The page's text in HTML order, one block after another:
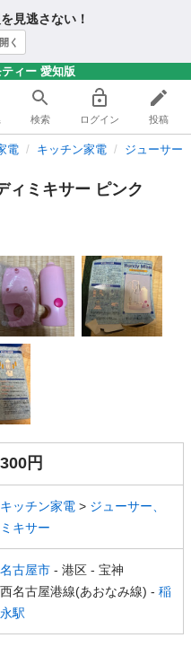
見逃さない！
く
ィー 愛知版
検索 ログイン 投稿
電 キッチン家電 ジューサー
ミキサー ピンク
300円
キッチン家電 > ジューサー、
ミキサー
名古屋市 - 港区 - 宝神
西名古屋港線(あおなみ線) - 稲
永駅